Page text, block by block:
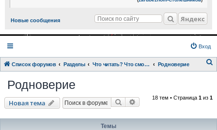
Новые сообщения Яндекс
Вход
Список форумов Разделы Что читать? Что смотреть? Книги и фильмы в кратком изложении Родноверие
Родноверие
Новая тема Поиск Расширенный поиск
18 тем • Страница 1 из 1
Темы